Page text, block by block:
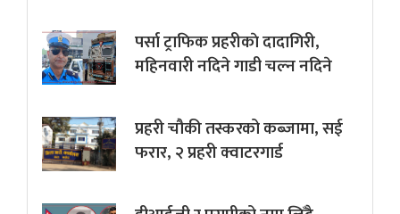
पर्सा ट्राफिक प्रहरीकाे दादागिरी,
महिनवारी नदिने गाडी चल्न नदिने
प्रहरी चौकी तस्करको कब्जामा, सई
फरार, २ प्रहरी क्वाटरगार्ड